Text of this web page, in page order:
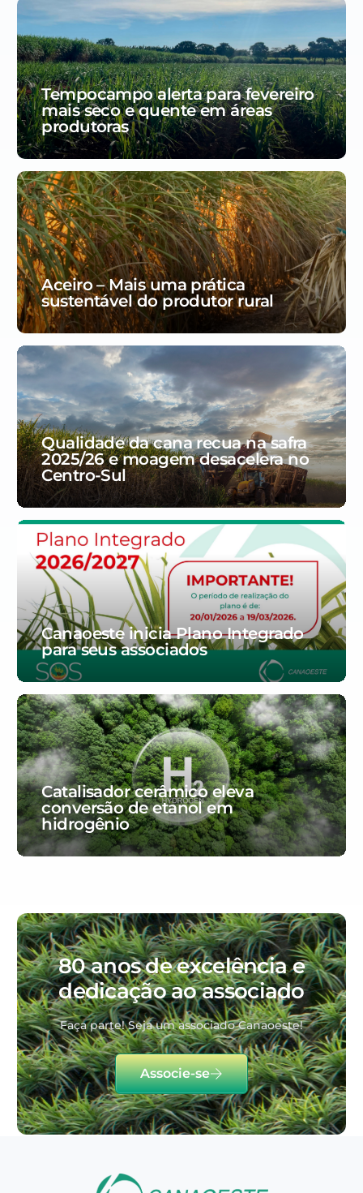
Tempocampo alerta para fevereiro
mais seco e quente em áreas
produtoras
Aceiro – Mais uma prática
sustentável do produtor rural
Qualidade da cana recua na safra
2025/26 e moagem desacelera no
Centro-Sul
Canaoeste inicia Plano Integrado
para seus associados
Catalisador cerâmico eleva
conversão de etanol em
hidrogênio
80 anos de excelência e
dedicação ao associado
Faça parte! Seja um associado Canaoeste!
Associe-se